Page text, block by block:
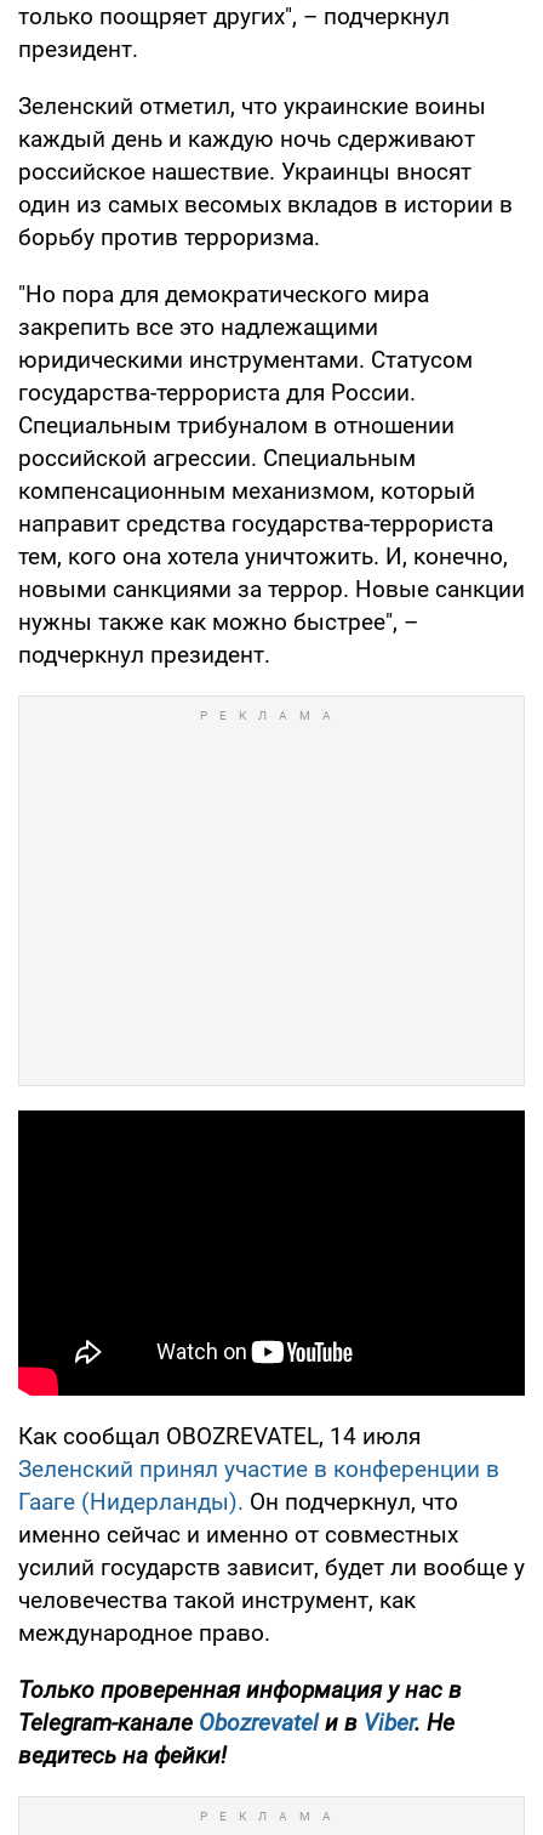
только поощряет других", – подчеркнул
президент.
Зеленский отметил, что украинские воины
каждый день и каждую ночь сдерживают
российское нашествие. Украинцы вносят
один из самых весомых вкладов в истории в
борьбу против терроризма.
"Но пора для демократического мира
закрепить все это надлежащими
юридическими инструментами. Статусом
государства-террориста для России.
Специальным трибуналом в отношении
российской агрессии. Специальным
компенсационным механизмом, который
направит средства государства-террориста
тем, кого она хотела уничтожить. И, конечно,
новыми санкциями за террор. Новые санкции
нужны также как можно быстрее", –
подчеркнул президент.
Как сообщал OBOZREVATEL, 14 июля
Зеленский принял участие в конференции в
Гааге (Нидерланды). Он подчеркнул, что
именно сейчас и именно от совместных
усилий государств зависит, будет ли вообще у
человечества такой инструмент, как
международное право.
Только проверенная информация у нас в
Telegram-канале Obozrevatelи в Viber. Не
ведитесь на фейки!